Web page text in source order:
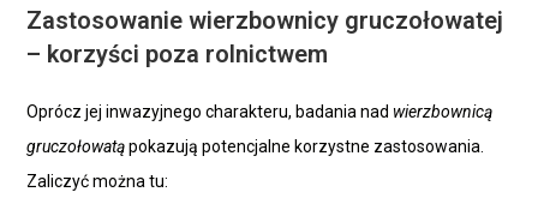
Zastosowanie wierzbownicy gruczołowatej
– korzyści poza rolnictwem
Oprócz jej inwazyjnego charakteru, badania nad wierzbownicą
gruczołowatąpokazują potencjalne korzystne zastosowania.
Zaliczyć można tu: